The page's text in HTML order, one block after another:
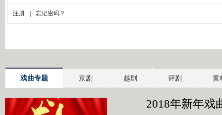
戏曲专题 京剧 越剧 评剧 黄
2018年新年戏